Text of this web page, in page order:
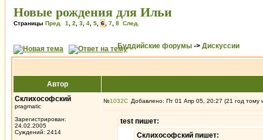
Новые рождения для Ильи
Страницы Пред. 1 2 3 4 5 6 7 8 След.
Буддийские форумы -> Дискуссии
Автор
Склихософский
pragmatic
Зарегистрирован:
24.02.2005
Суждений: 2414
№1032 Добавлено: Пт 01 Апр 05, 20:27 (21 год тому
test пишет:
Склихософский пишет: